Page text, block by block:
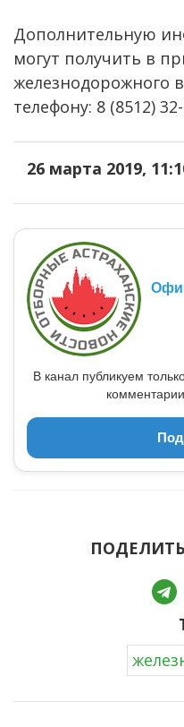
Дополнительную
могут получить в
железнодорожного
телефону: 8 (8512)
26 марта 2019,
В канал публикуем